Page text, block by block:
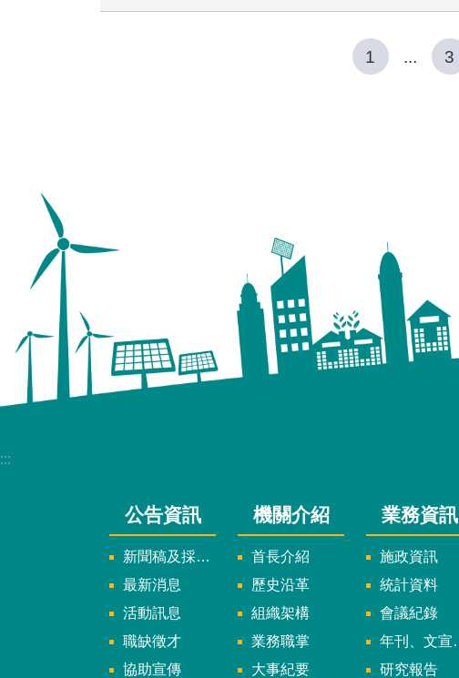
1 ... 3
:::
公告資訊
新聞稿及採訪通知
最新消息
活動訊息
職缺徵才
協助宣傳
機關介紹
首長介紹
歷史沿革
組織架構
業務職掌
大事紀要
業務資訊
施政資訊
統計資料
會議紀錄
年刊、文宣及出版品
研究報告